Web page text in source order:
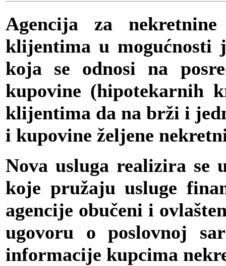
Agencija za
klijentima u mogućnosti
koja se odnosi na
kupovine (hipotekarnih
klijentima da na brži i
i kupovine željene
Nova usluga realizira se
koje pružaju usluge
agencije obučeni i
ugovoru o poslovnoj
informacije kupcima